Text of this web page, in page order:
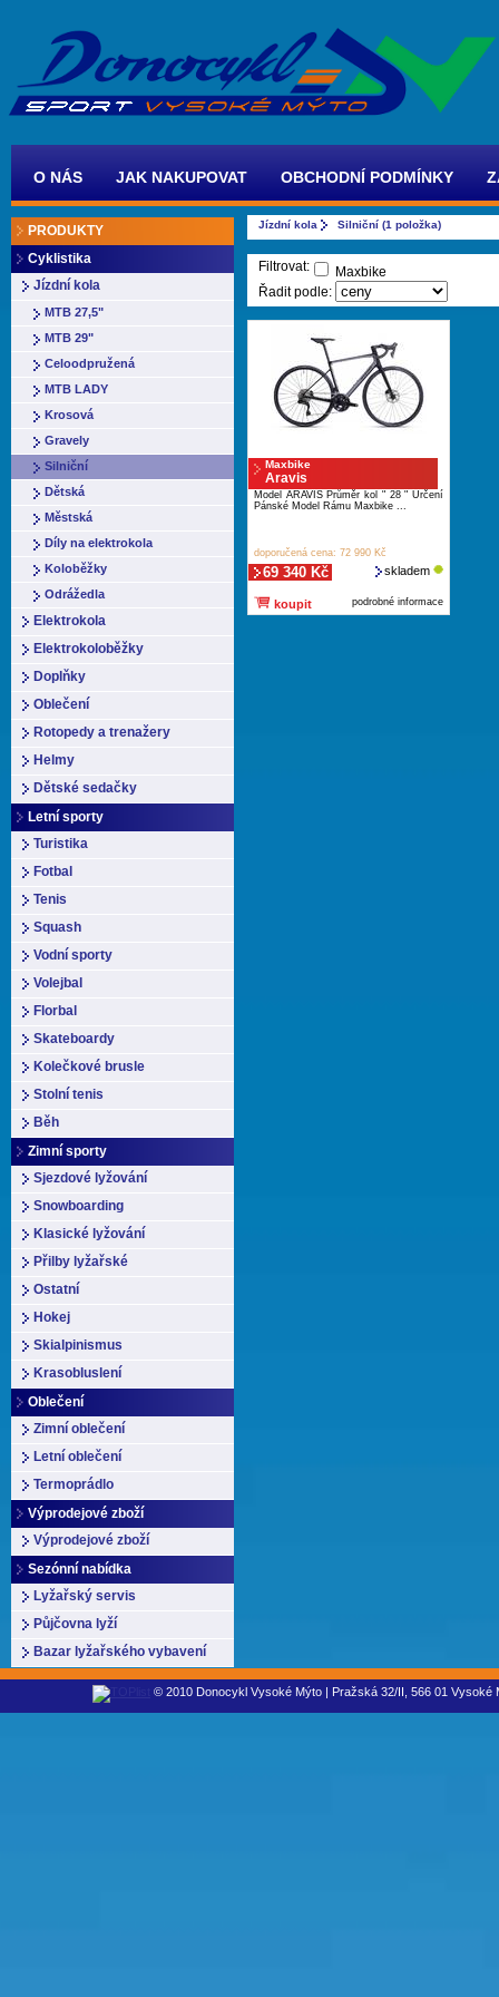
O NÁS JAK NAKUPOVAT OBCHODNÍ PODMÍNKY
PRODUKTY
Cyklistika
Jízdní kola
MTB 27,5"
MTB 29"
Celoodpružená
MTB LADY
Krosová
Gravely
Silniční
Dětská
Městská
Díly na elektrokola
Koloběžky
Odrážedla
Elektrokola
Elektrokoloběžky
Doplňky
Oblečení
Rotopedy a trenažery
Helmy
Dětské sedačky
Letní sporty
Turistika
Fotbal
Tenis
Squash
Vodní sporty
Volejbal
Florbal
Skateboardy
Kolečkové brusle
Stolní tenis
Běh
Zimní sporty
Sjezdové lyžování
Snowboarding
Klasické lyžování
Přilby lyžařské
Ostatní
Hokej
Skialpinismus
Krasobluslení
Oblečení
Zimní oblečení
Letní oblečení
Termoprádlo
Výprodejové zboží
Výprodejové zboží
Sezónní nabídka
Lyžařský servis
Půjčovna lyží
Bazar lyžařského vybavení
Jízdní kola Silniční (1 položka)
Filtrovat:
Maxbike
Řadit podle:
Maxbike
Aravis
Model ARAVIS Průměr kol " 28 " Určení
Pánské Model Rámu Maxbike ...
doporučená cena: 72 990 Kč
69 340 Kč skladem
koupit podrobné informace
© 2010 Donocykl Vysoké Mýto | Pražská 32/II, 566 01 Vysoké